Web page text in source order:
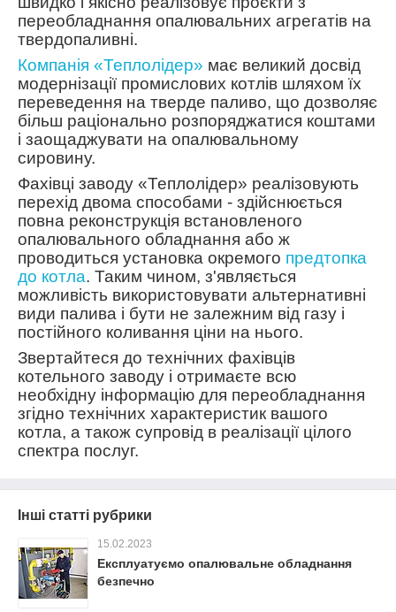
переобладнання опалювальних агрегатів на
твердопаливні.
Компанія «Теплолідер» має великий досвід
модернізації промислових котлів шляхом їх
переведення на тверде паливо, що дозволяє
більш раціонально розпоряджатися коштами
і заощаджувати на опалювальному
сировину.
Фахівці заводу «Теплолідер» реалізовують
перехід двома способами - здійснюється
повна реконструкція встановленого
опалювального обладнання або ж
проводиться установка окремого предтопка
до котла. Таким чином, з'являється
можливість використовувати альтернативні
види палива і бути не залежним від газу і
постійного коливання ціни на нього.
Звертайтеся до технічних фахівців
котельного заводу і отримаєте всю
необхідну інформацію для переобладнання
згідно технічних характеристик вашого
котла, а також супровід в реалізації цілого
спектра послуг.
Інші статті рубрики
15.02.2023
Експлуатуємо опалювальне обладнання
безпечно